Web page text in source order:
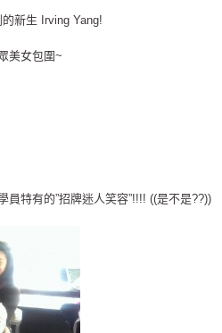
新生 Irving Yang!
美女包圍~
特有的”招牌迷人笑容”!!!! ((是不是??))